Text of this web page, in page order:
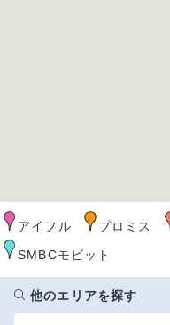
アイフル プロミス
SMBCモビット
他のエリアを探す